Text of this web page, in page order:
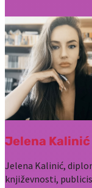
Jelena Kalinić
Jelena Kalinić,
književnosti,